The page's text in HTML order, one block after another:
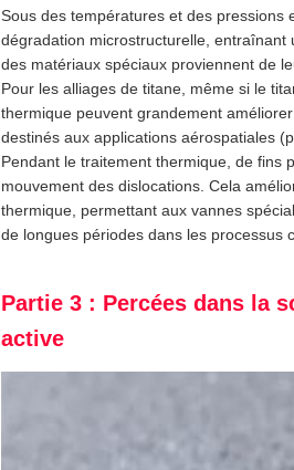
Sous des températures et des
dégradation microstructurelle,
des matériaux spéciaux proviennent de
Pour les alliages de titane, même si le
thermique peuvent grandement
destinés aux applications aérospatiales
Pendant le traitement thermique, de fins
mouvement des dislocations. Cela
thermique, permettant aux vannes
de longues périodes dans les processus
Partie 3 : Percées dans la
active